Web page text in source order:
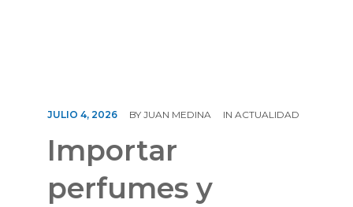
JULIO 4, 2026 BY JUAN MEDINA IN ACTUALIDAD
Importar
perfumes y